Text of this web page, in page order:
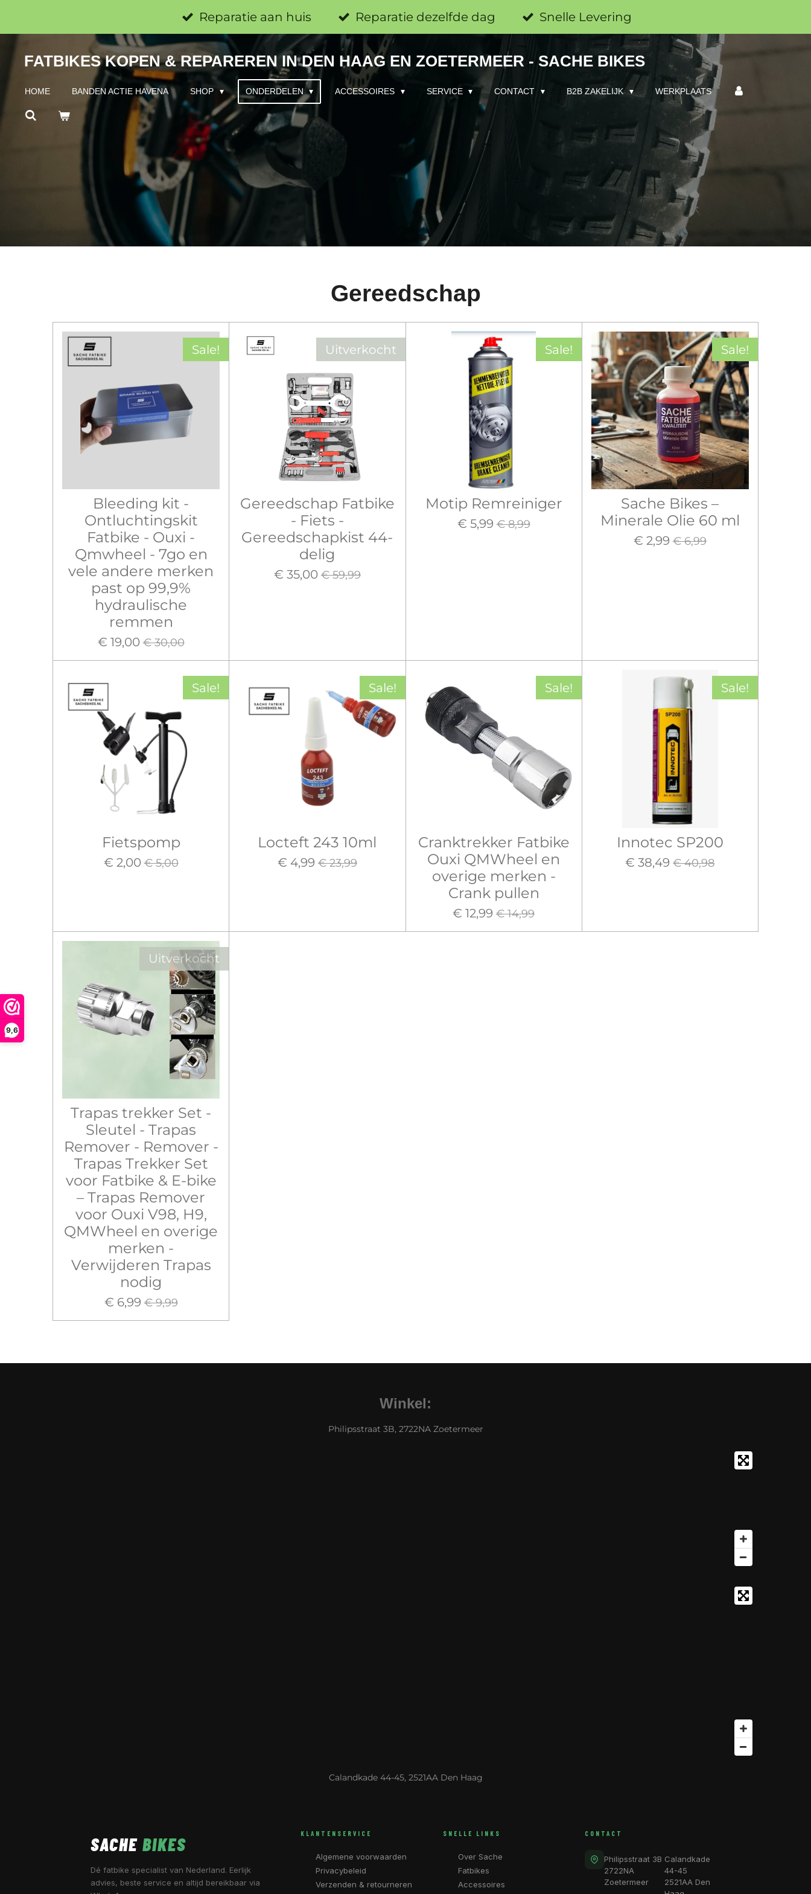
9,6
direct
naar
Reparatie aan huis Reparatie dezelfde dag Snelle Levering
FATBIKES KOPEN & REPAREREN IN DEN HAAG EN ZOETERMEER - SACHE BIKES
HOME BANDEN ACTIE HAVENA SHOP ONDERDELEN ACCESSOIRES SERVICE CONTACT B2B ZAKELIJK WERKPLAATS
Gereedschap
Sale!
Bleeding kit -
Ontluchtingskit
Fatbike - Ouxi -
Qmwheel - 7go en
vele andere merken
past op 99,9%
hydraulische
remmen
€ 19,00 € 30,00
Uitverkocht
Gereedschap Fatbike
- Fiets -
Gereedschapkist 44-
delig
€ 35,00 € 59,99
Sale!
Motip Remreiniger
€ 5,99 € 8,99
Sale!
Sache Bikes –
Minerale Olie 60 ml
€ 2,99 € 6,99
Sale!
Fietspomp
€ 2,00 € 5,00
Sale!
Locteft 243 10ml
€ 4,99 € 23,99
Sale!
Cranktrekker Fatbike
Ouxi QMWheel en
overige merken -
Crank pullen
€ 12,99 € 14,99
Sale!
Innotec SP200
€ 38,49 € 40,98
Uitverkocht
Trapas trekker Set -
Sleutel - Trapas
Remover - Remover -
Trapas Trekker Set
voor Fatbike & E-bike
– Trapas Remover
voor Ouxi V98, H9,
QMWheel en overige
merken -
Verwijderen Trapas
nodig
€ 6,99 € 9,99
Winkel:
Philipsstraat 3B, 2722NA Zoetermeer
Calandkade 44-45, 2521AA Den Haag
SACHE BIKES
Dé fatbike specialist van Nederland. Eerlijk
advies, beste service en altijd bereikbaar via
KLANTENSERVICE
Algemene voorwaarden
Privacybeleid
Verzenden & retourneren
SNELLE LINKS
Over Sache
Fatbikes
Accessoires
CONTACT
Philipsstraat 3B
2722NA
Zoetermeer
Calandkade
44-45
2521AA Den